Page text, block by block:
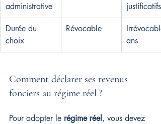
administrative
justificatifs
Durée du
choix
Révocable
ans
Comment déclarer ses revenus
fonciers au régime réel ?
Pour adopter le régime réel , vous devez